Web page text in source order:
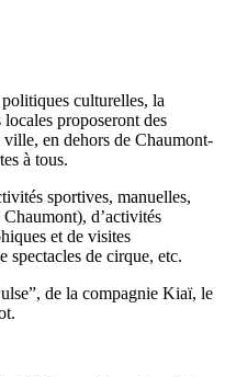
culturelles, la
proposeront des
en dehors de Chaumont-
à tous.
sportives, manuelles,
Chaumont), d’activités
et de visites
spectacles de cirque, etc.
de la compagnie Kiaï, le